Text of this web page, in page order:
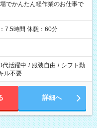
でかんたん軽作業のお仕事で
7.5時間 休憩：60分
代活躍中 / 服装自由 / シフト勤
ル不要
詳細へ